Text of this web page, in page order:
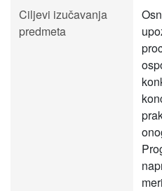
Ciljevi izučavanja
predmeta